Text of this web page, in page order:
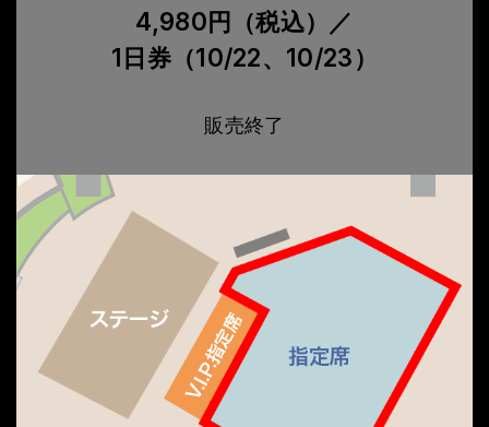
4,980円（税込）／
1日券（10/22、10/23）
販売終了